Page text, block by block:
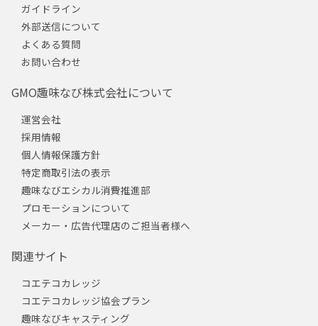
ガイドライン
外部送信について
よくある質問
お問い合わせ
GMO趣味なび株式会社について
運営会社
採用情報
個人情報保護方針
特定商取引法の表示
趣味なびエシカル消費推進部
プロモーションについて
メーカー・広告代理店のご担当者様へ
関連サイト
コエテコカレッジ
コエテコカレッジ協会プラン
趣味なびキャスティング